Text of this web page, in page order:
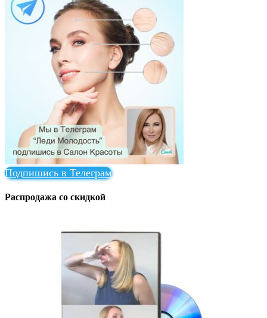
Подпишись в Телеграм
Распродажа со скидкой